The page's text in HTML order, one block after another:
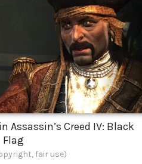
Assassin’s Creed IV: Black
Flag
fair use)